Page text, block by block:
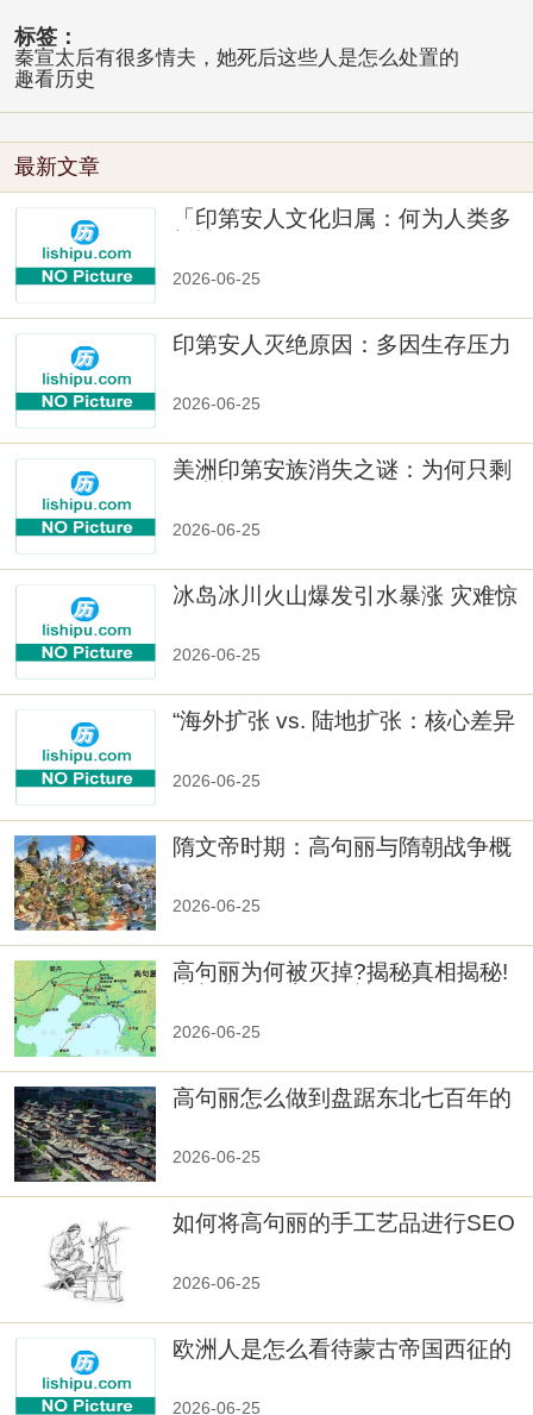
标签：
秦宣太后有很多情夫，她死后这些人是怎么处置的
趣看历史
最新文章
「印第安人文化归属：何为人类多
2026-06-25
印第安人灭绝原因：多因生存压力
2026-06-25
美洲印第安族消失之谜：为何只剩
2026-06-25
冰岛冰川火山爆发引水暴涨 灾难惊
2026-06-25
“海外扩张 vs. 陆地扩张：核心差异
2026-06-25
隋文帝时期：高句丽与隋朝战争概
2026-06-25
高句丽为何被灭掉?揭秘真相揭秘!
2026-06-25
高句丽怎么做到盘踞东北七百年的
2026-06-25
如何将高句丽的手工艺品进行SEO
2026-06-25
欧洲人是怎么看待蒙古帝国西征的
2026-06-25